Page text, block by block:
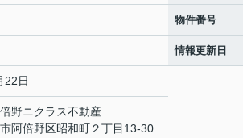
物件番号
情報更新日
22日
野ニクラス不動産
阿倍野区昭和町２丁目13-30